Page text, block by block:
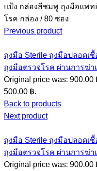
แป้ง กล่องสีชมพู ถุงมือแพท
โรค กล่อง / 80 ซอง
Previous product
ถุงมือ Sterile ถุงมือปลอดเ
ถุงมือตรวจโรค ผ่านการฆ่า
Original price was: 900.00
500.00 ฿.
Back to products
Next product
ถุงมือ Sterile ถุงมือปลอดเ
ถุงมือตรวจโรค ผ่านการฆ่า
Original price was: 900.00